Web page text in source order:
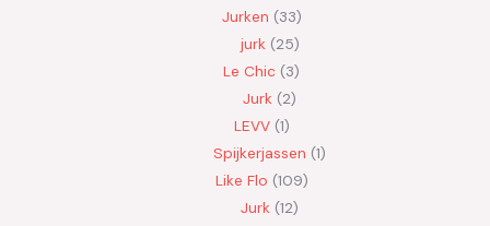
Jurken 33
jurk 25
Le Chic 3
Jurk 2
LEVV 1
Spijkerjassen 1
Like Flo 109
Jurk 12